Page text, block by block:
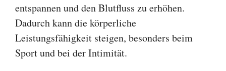
entspannen und den Blutfluss zu erhöhen.
Dadurch kann die körperliche
Leistungsfähigkeit steigen, besonders beim
Sport und bei der Intimität.